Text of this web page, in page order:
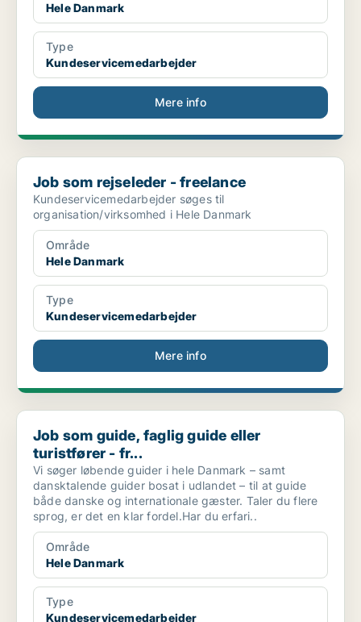
Hele Danmark
Type
Kundeservicemedarbejder
Mere info
Job som rejseleder - freelance
Job som rejseleder - freelance
Kundeservicemedarbejder søges til
organisation/virksomhed i Hele Danmark
Område
Hele Danmark
Type
Kundeservicemedarbejder
Mere info
Job som guide, faglig guide eller turistfører - fr...
Job som guide, faglig guide eller
turistfører - fr...
Vi søger løbende guider i hele Danmark – samt
dansktalende guider bosat i udlandet – til at guide
både danske og internationale gæster. Taler du flere
sprog, er det en klar fordel.Har du erfari..
Område
Hele Danmark
Type
Kundeservicemedarbejder